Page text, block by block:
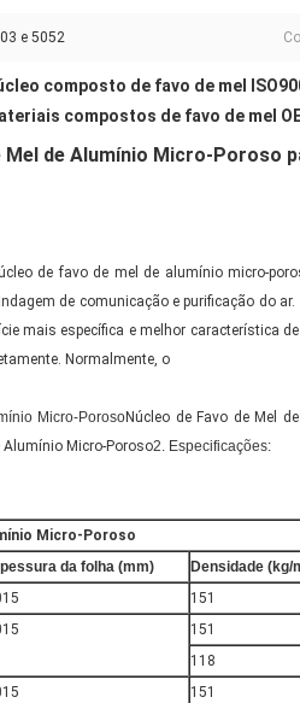
e 5052
composto de favo de mel
compostos de favo de mel
Mel de Alumínio Micro-Poroso
de favo de mel de alumínio micro-
de comunicação e purificação do
mais específica e melhor característica
Normalmente, o
Micro-PorosoNúcleo de Favo de Mel
Alumínio Micro-Poroso2. Especificações:
Micro-Poroso
da folha (mm) Densidade (kg/
151
151
118
151